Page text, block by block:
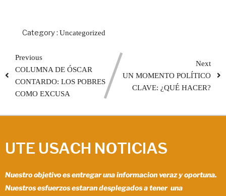
Category : Uncategorized
Previous
COLUMNA DE ÓSCAR
CONTARDO: LOS POBRES
COMO EXCUSA
Next
UN MOMENTO POLÍTICO
CLAVE: ¿QUÉ HACER?
UTE USACH NOTICIAS
Nuestro objetivo es entregar una informacion veraz y oportuna.
Nuestros esfuerzos estaran desplegados a tener una